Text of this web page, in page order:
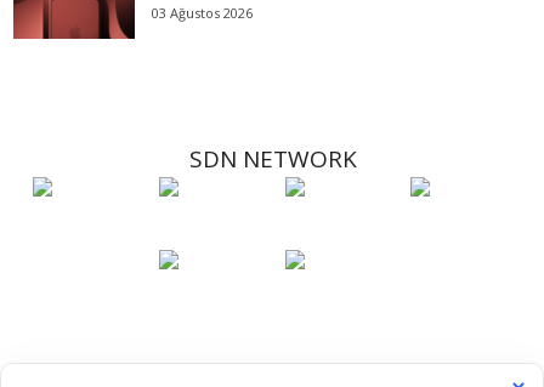
03 Ağustos 2026
SDN NETWORK